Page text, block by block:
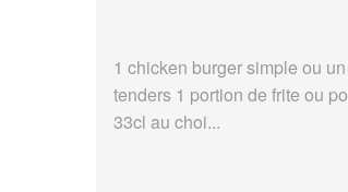
1 chicken burger simple ou
tenders 1 portion de frite ou
33cl au choi...